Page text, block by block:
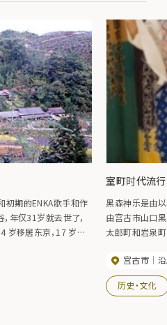
初期的ENKA歌手和作
年仅31岁就去世了，
岁移居东京，17 岁开
。
室町时代流行
黑森神乐是由
由宫古市山口黑
太郎町和岩泉
一，其珍贵之
舞手、坟狮、平
目。目前，巡回
宫古市
历史・文化